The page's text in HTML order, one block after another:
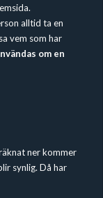
alltid ta en
vem som har
om en
ner kommer
synlig. Då har